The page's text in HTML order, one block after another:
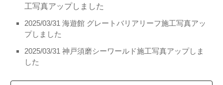
工写真アップしました
2025/03/31 海遊館 グレートバリアリーフ施工写真アッ
プしました
2025/03/31 神戸須磨シーワールド施工写真アップしま
した